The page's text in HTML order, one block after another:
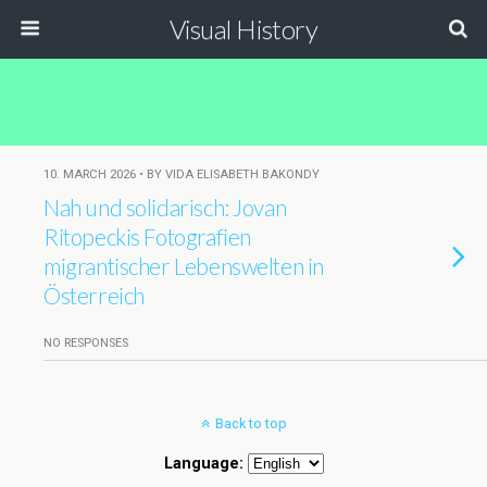
Visual History
10. MARCH 2026 • BY VIDA ELISABETH BAKONDY
Nah und solidarisch: Jovan
Ritopeckis Fotografien
migrantischer Lebenswelten in
Österreich
NO RESPONSES
Back to top
Language: